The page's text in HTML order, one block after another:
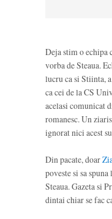
Deja stim o echipa
vorba de Steaua.
lucru ca si Stiinta,
ca cei de la CS
acelasi comunicat
romanesc. Un
ignorat nici acest
Din pacate, doar
poveste si sa
Steaua. Gazeta si
dintai chiar se fac